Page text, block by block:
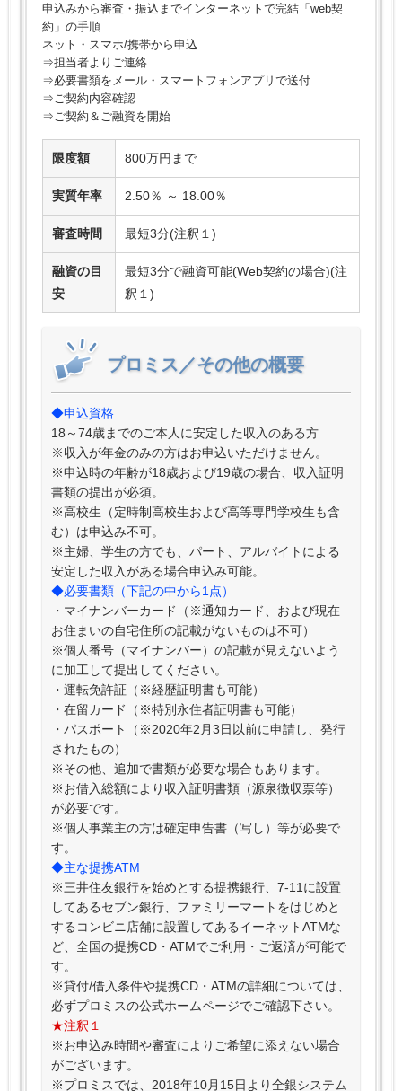
申込みから審査・振込までインターネットで完結「web契
約」の手順
ネット・スマホ/携帯から申込
⇒担当者よりご連絡
⇒必要書類をメール・スマートフォンアプリで送付
⇒ご契約内容確認
⇒ご契約＆ご融資を開始
限度額 800万円まで
実質年率 2.50％ ～ 18.00％
審査時間 最短3分(注釈１)
融資の目
安
最短3分で融資可能(Web契約の場合)(注
釈１)
プロミス／その他の概要
◆申込資格
18～74歳までのご本人に安定した収入のある方
※収入が年金のみの方はお申込いただけません。
※申込時の年齢が18歳および19歳の場合、収入証明
書類の提出が必須。
※高校生（定時制高校生および高等専門学校生も含
む）は申込み不可。
※主婦、学生の方でも、パート、アルバイトによる
安定した収入がある場合申込み可能。
◆必要書類（下記の中から1点）
・マイナンバーカード（※通知カード、および現在
お住まいの自宅住所の記載がないものは不可）
※個人番号（マイナンバー）の記載が見えないよう
に加工して提出してください。
・運転免許証（※経歴証明書も可能）
・在留カード（※特別永住者証明書も可能）
・パスポート（※2020年2月3日以前に申請し、発行
されたもの）
※その他、追加で書類が必要な場合もあります。
※お借入総額により収入証明書類（源泉徴収票等）
が必要です。
※個人事業主の方は確定申告書（写し）等が必要で
す。
◆主な提携ATM
※三井住友銀行を始めとする提携銀行、7-11に設置
してあるセブン銀行、ファミリーマートをはじめと
するコンビニ店舗に設置してあるイーネットATMな
ど、全国の提携CD・ATMでご利用・ご返済が可能で
す。
※貸付/借入条件や提携CD・ATMの詳細については、
必ずプロミスの公式ホームページでご確認下さい。
★注釈１
※お申込み時間や審査によりご希望に添えない場合
がございます。
※プロミスでは、2018年10月15日より全銀システム